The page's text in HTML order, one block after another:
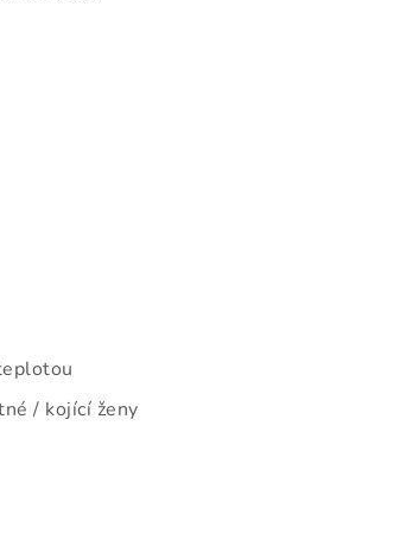
/ kojící ženy